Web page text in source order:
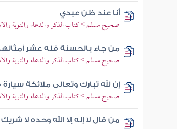
أنا عند ظن عبدي
صحيح مسلم > كتاب الذكر والدعاء والتوبة
من جاء بالحسنة فله عشر أمثالها
صحيح مسلم > كتاب الذكر والدعاء والتوبة
إن لله تبارك وتعالى ملائكة
صحيح مسلم > كتاب الذكر والدعاء والتوبة
من قال لا إله إلا الله وحده لا